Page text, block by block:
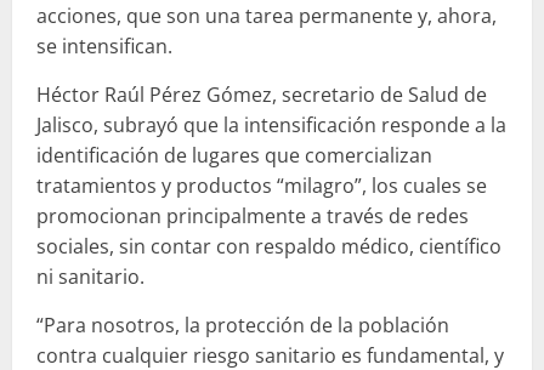
acciones, que son una tarea permanente y, ahora,
se intensifican.
Héctor Raúl Pérez Gómez, secretario de Salud de
Jalisco, subrayó que la intensificación responde a la
identificación de lugares que comercializan
tratamientos y productos “milagro”, los cuales se
promocionan principalmente a través de redes
sociales, sin contar con respaldo médico, científico
ni sanitario.
“Para nosotros, la protección de la población
contra cualquier riesgo sanitario es fundamental, y